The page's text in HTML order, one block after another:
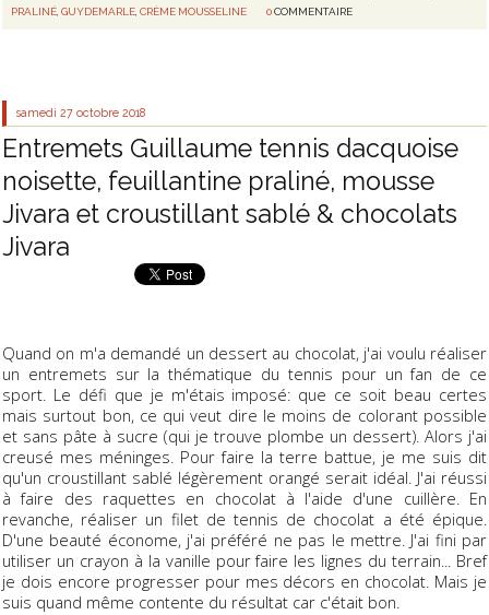
PRALINÉ ,GUYDEMARLE ,CRÈME MOUSSELINE 0 COMMENTAIRE
samedi 27 octobre 2018
Entremets Guillaume tennis dacquoise
noisette, feuillantine praliné, mousse
Jivara et croustillant sablé & chocolats
Jivara
Quand on m'a demandé un dessert au chocolat, j'ai voulu réaliser
un entremets sur la thématique du tennis pour un fan de ce
sport. Le défi que je m'étais imposé: que ce soit beau certes
mais surtout bon, ce qui veut dire le moins de colorant possible
et sans pâte à sucre (qui je trouve plombe un dessert). Alors j'ai
creusé mes méninges. Pour faire la terre battue, je me suis dit
qu'un croustillant sablé légèrement orangé serait idéal. J'ai réussi
à faire des raquettes en chocolat à l'aide d'une cuillère. En
revanche, réaliser un filet de tennis de chocolat a été épique.
D'une beauté économe, j'ai préféré ne pas le mettre. J'ai fini par
utiliser un crayon à la vanille pour faire les lignes du terrain... Bref
je dois encore progresser pour mes décors en chocolat. Mais je
suis quand même contente du résultat car c'était bon.